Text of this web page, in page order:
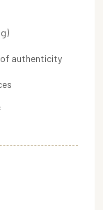
of authenticity